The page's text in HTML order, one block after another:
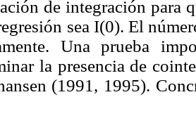
de integración para
sea I(0). El
Una prueba
la presencia de
(1991, 1995).